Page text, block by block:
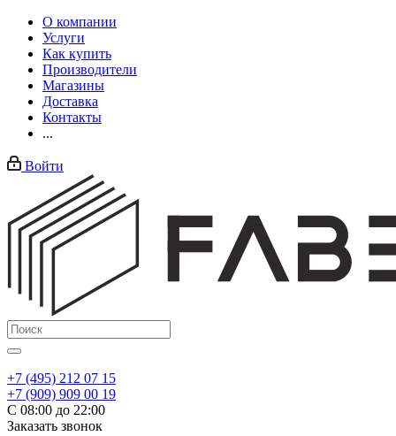
О компании
Услуги
Как купить
Производители
Магазины
Доставка
Контакты
...
Войти
+7 (495) 212 07 15
+7 (909) 909 00 19
С 08:00 до 22:00
Заказать звонок